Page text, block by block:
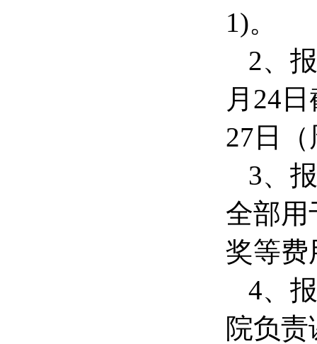
1)。
2、
月24
27日
3、
全部用
奖等费
4、
院负